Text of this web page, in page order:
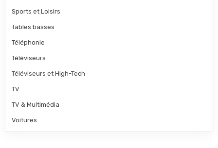
Sports et Loisirs
Tables basses
Téléphonie
Téléviseurs
Téléviseurs et High-Tech
TV
TV & Multimédia
Voitures